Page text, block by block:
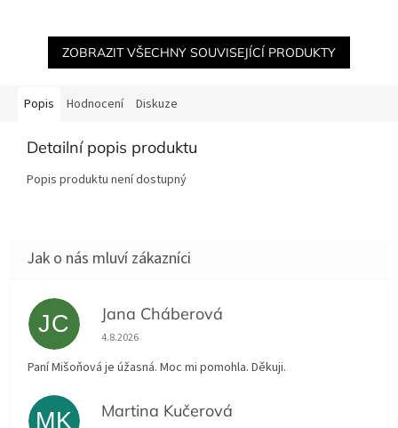
ZOBRAZIT VŠECHNY SOUVISEJÍCÍ PRODUKTY
Popis Hodnocení Diskuze
Detailní popis produktu
Popis produktu není dostupný
JC Jana Cháberová
Hodnocení obchodu je 5 z 5 hvězdiček.
4.8.2026
Paní Mišoňová je úžasná. Moc mi pomohla. Děkuji.
MK Martina Kučerová